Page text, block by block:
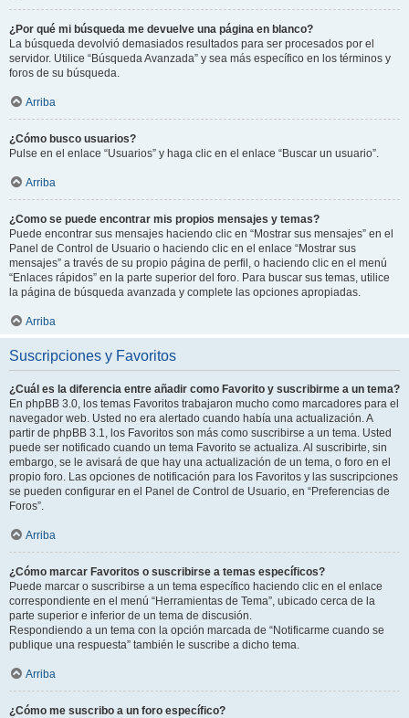
¿Por qué mi búsqueda me devuelve una página en blanco?
La búsqueda devolvió demasiados resultados para ser procesados por el
servidor. Utilice “Búsqueda Avanzada” y sea más específico en los términos y
foros de su búsqueda.
Arriba
¿Cómo busco usuarios?
Pulse en el enlace “Usuarios” y haga clic en el enlace “Buscar un usuario”.
Arriba
¿Como se puede encontrar mis propios mensajes y temas?
Puede encontrar sus mensajes haciendo clic en “Mostrar sus mensajes” en el
Panel de Control de Usuario o haciendo clic en el enlace “Mostrar sus
mensajes” a través de su propio página de perfil, o haciendo clic en el menú
“Enlaces rápidos” en la parte superior del foro. Para buscar sus temas, utilice
la página de búsqueda avanzada y complete las opciones apropiadas.
Arriba
Suscripciones y Favoritos
¿Cuál es la diferencia entre añadir como Favorito y suscribirme a un tema?
En phpBB 3.0, los temas Favoritos trabajaron mucho como marcadores para el
navegador web. Usted no era alertado cuando había una actualización. A
partir de phpBB 3.1, los Favoritos son más como suscribirse a un tema. Usted
puede ser notificado cuando un tema Favorito se actualiza. Al suscribirte, sin
embargo, se le avisará de que hay una actualización de un tema, o foro en el
propio foro. Las opciones de notificación para los Favoritos y las suscripciones
se pueden configurar en el Panel de Control de Usuario, en “Preferencias de
Foros”.
Arriba
¿Cómo marcar Favoritos o suscribirse a temas específicos?
Puede marcar o suscribirse a un tema específico haciendo clic en el enlace
correspondiente en el menú “Herramientas de Tema”, ubicado cerca de la
parte superior e inferior de un tema de discusión.
Respondiendo a un tema con la opción marcada de “Notificarme cuando se
publique una respuesta” también le suscribe a dicho tema.
Arriba
¿Cómo me suscribo a un foro específico?